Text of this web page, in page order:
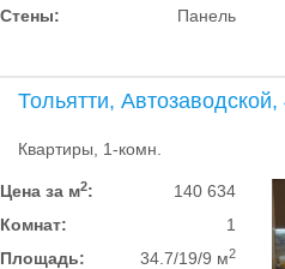
Стены:
Панель
Тольятти,
Квартиры, 1-комн.
Цена за м2:
140 634
Комнат:
1
Площадь:
34.7/19/9 м2